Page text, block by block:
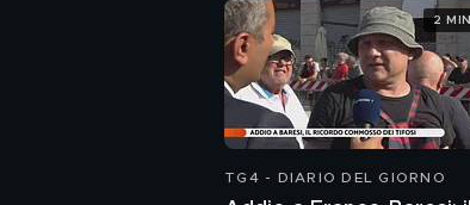
TG4 - DIARIO DEL GIORNO
2 MIN